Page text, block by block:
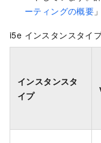
ーティングの概要
i5e インスタンスタイ
インスタンスタ
イプ